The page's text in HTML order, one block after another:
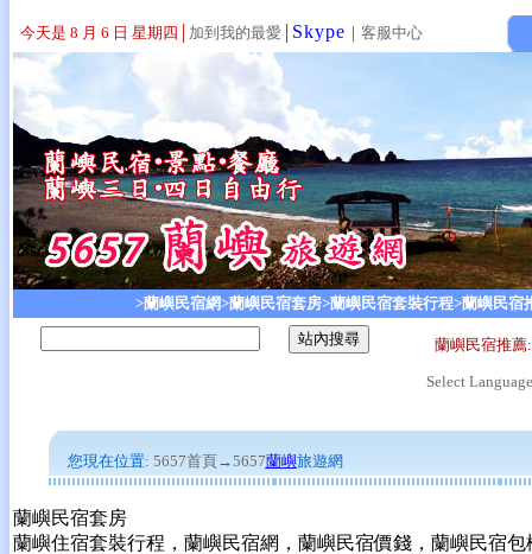
今天是 8 月 6 日 星期四 加到我的最愛 Skype ｜ 客服中心
>蘭嶼民宿網>蘭嶼民宿套房>蘭嶼民宿套裝行程>蘭嶼民宿
蘭嶼民宿推
Select Language
您現在位置: 5657首頁→5657蘭嶼旅遊網
蘭嶼民宿套房
蘭嶼住宿套裝行程，蘭嶼民宿網，蘭嶼民宿價錢，蘭嶼民宿